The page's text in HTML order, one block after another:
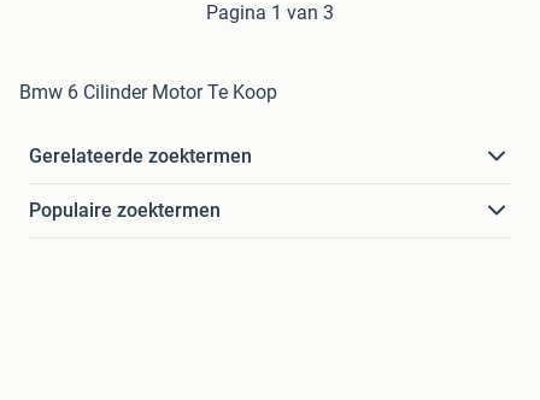
Pagina 1 van 3
Bmw 6 Cilinder Motor Te Koop
Gerelateerde zoektermen
Populaire zoektermen